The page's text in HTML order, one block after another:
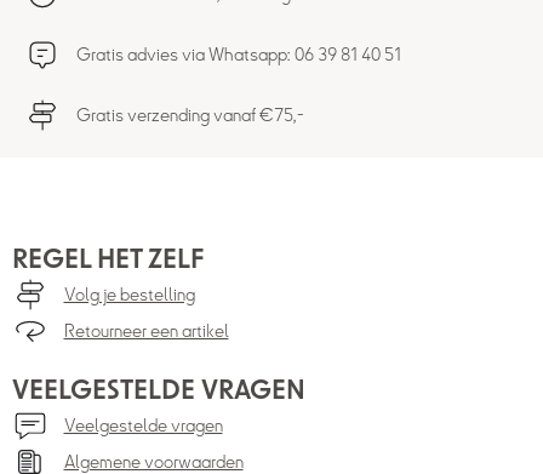
Gratis advies via Whatsapp: 06 39 81 40 51
Gratis verzending vanaf €75,-
REGEL HET ZELF
Volg je bestelling
Retourneer een artikel
VEELGESTELDE VRAGEN
Veelgestelde vragen
Algemene voorwaarden